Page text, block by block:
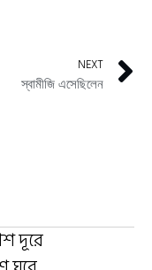
NEXT
স্বামীজি এসেছিলেন
দূরে